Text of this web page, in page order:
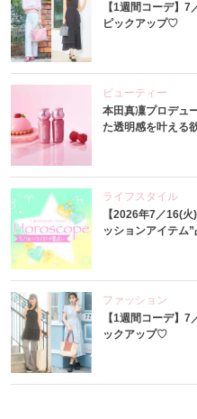
【1週間コーデ】
ピックアップ♡
ビューティー
本田真凜プロデュ
た透明感を叶える
ライフスタイル
【2026年7／16(
ッションアイテム
ファッション
【1週間コーデ】
ックアップ♡